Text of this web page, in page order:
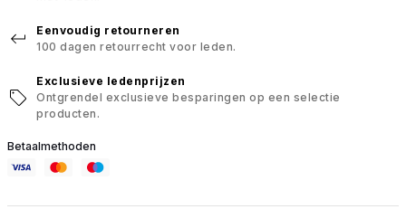
Eenvoudig retourneren
100 dagen retourrecht voor leden.
Exclusieve ledenprijzen
Ontgrendel exclusieve besparingen op een selectie
producten.
Betaalmethoden